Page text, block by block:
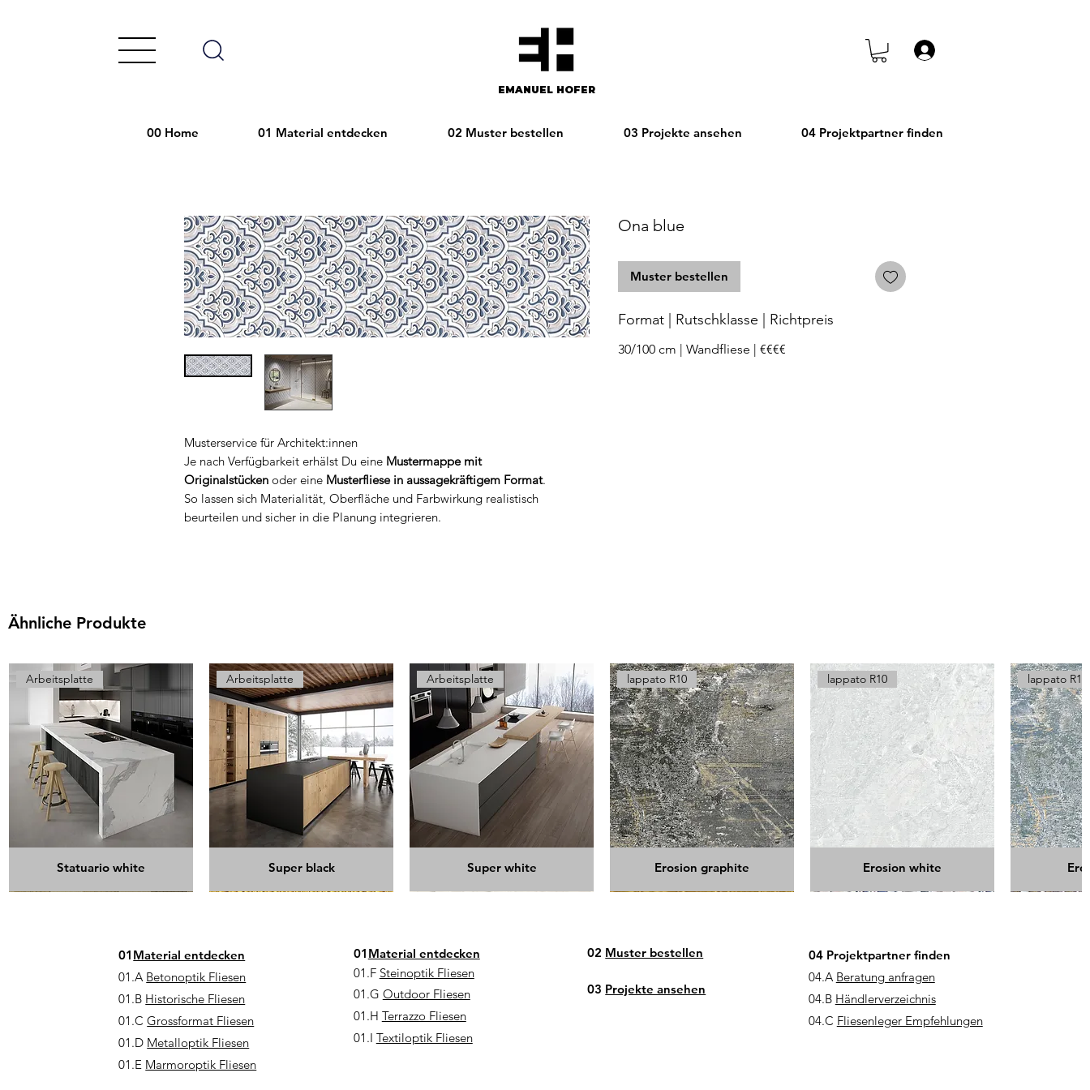
EMANUEL HOFER​​
00 Home 01 Material entdecken 02 Muster bestellen 03 Projekte ansehen 04 Projektpartner finden
Musterservice für Architekt:innen
Je nach Verfügbarkeit erhälst Du eine Mustermappe mit
Originalstücken oder eine Musterfliese in aussagekräftigem Format.
So lassen sich Materialität, Oberfläche und Farbwirkung realistisch
beurteilen und sicher in die Planung integrieren.
Ona blue
Muster bestellen
Format | Rutschklasse | Richtpreis
30/100 cm | Wandfliese | €€€€
Ähnliche Produkte
Arbeitsplatte
Statuario white
Arbeitsplatte
Super black
Arbeitsplatte
Super white
lappato R10
Erosion graphite
lappato R10
Erosion white
lappato R10
01 Material entdecken
01.A Betonoptik Fliesen
01.B Historische Fliesen
01.CGrossformat Fliesen
01.D Metalloptik Fliesen
01.E Marmoroptik Fliesen
01 Material entdecken
01.F Steinoptik Fliesen
01.G Outdoor Fliesen
01.H Terrazzo Fliesen
01.I Textiloptik Fliesen
02 Muster bestellen
03 Projekte ansehen
04 Projektpartner finden
04.A Beratung anfragen
04.B Händlerverzeichnis
04.C Fliesenleger Empfehlungen